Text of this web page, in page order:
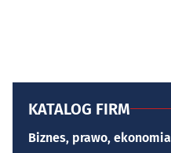
KATALOG FIRM
Biznes, prawo, ekonomia